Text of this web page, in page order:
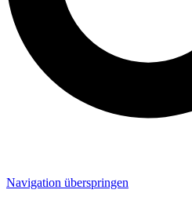
Navigation überspringen